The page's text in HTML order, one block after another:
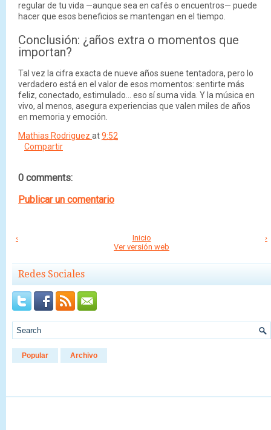
regular de tu vida —aunque sea en cafés o encuentros— puede
hacer que esos beneficios se mantengan en el tiempo.
Conclusión: ¿años extra o momentos que
importan?
Tal vez la cifra exacta de nueve años suene tentadora, pero lo
verdadero está en el valor de esos momentos: sentirte más
feliz, conectado, estimulado... eso sí suma vida. Y la música en
vivo, al menos, asegura experiencias que valen miles de años
en memoria y emoción.
Mathias Rodriguez at9:52
Compartir
0 comments:
Publicar un comentario
‹ ›
Inicio
Ver versión web
Redes Sociales
Popular Archivo